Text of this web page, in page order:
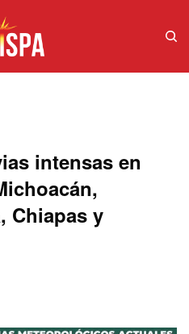
intensas en
Chiapas y